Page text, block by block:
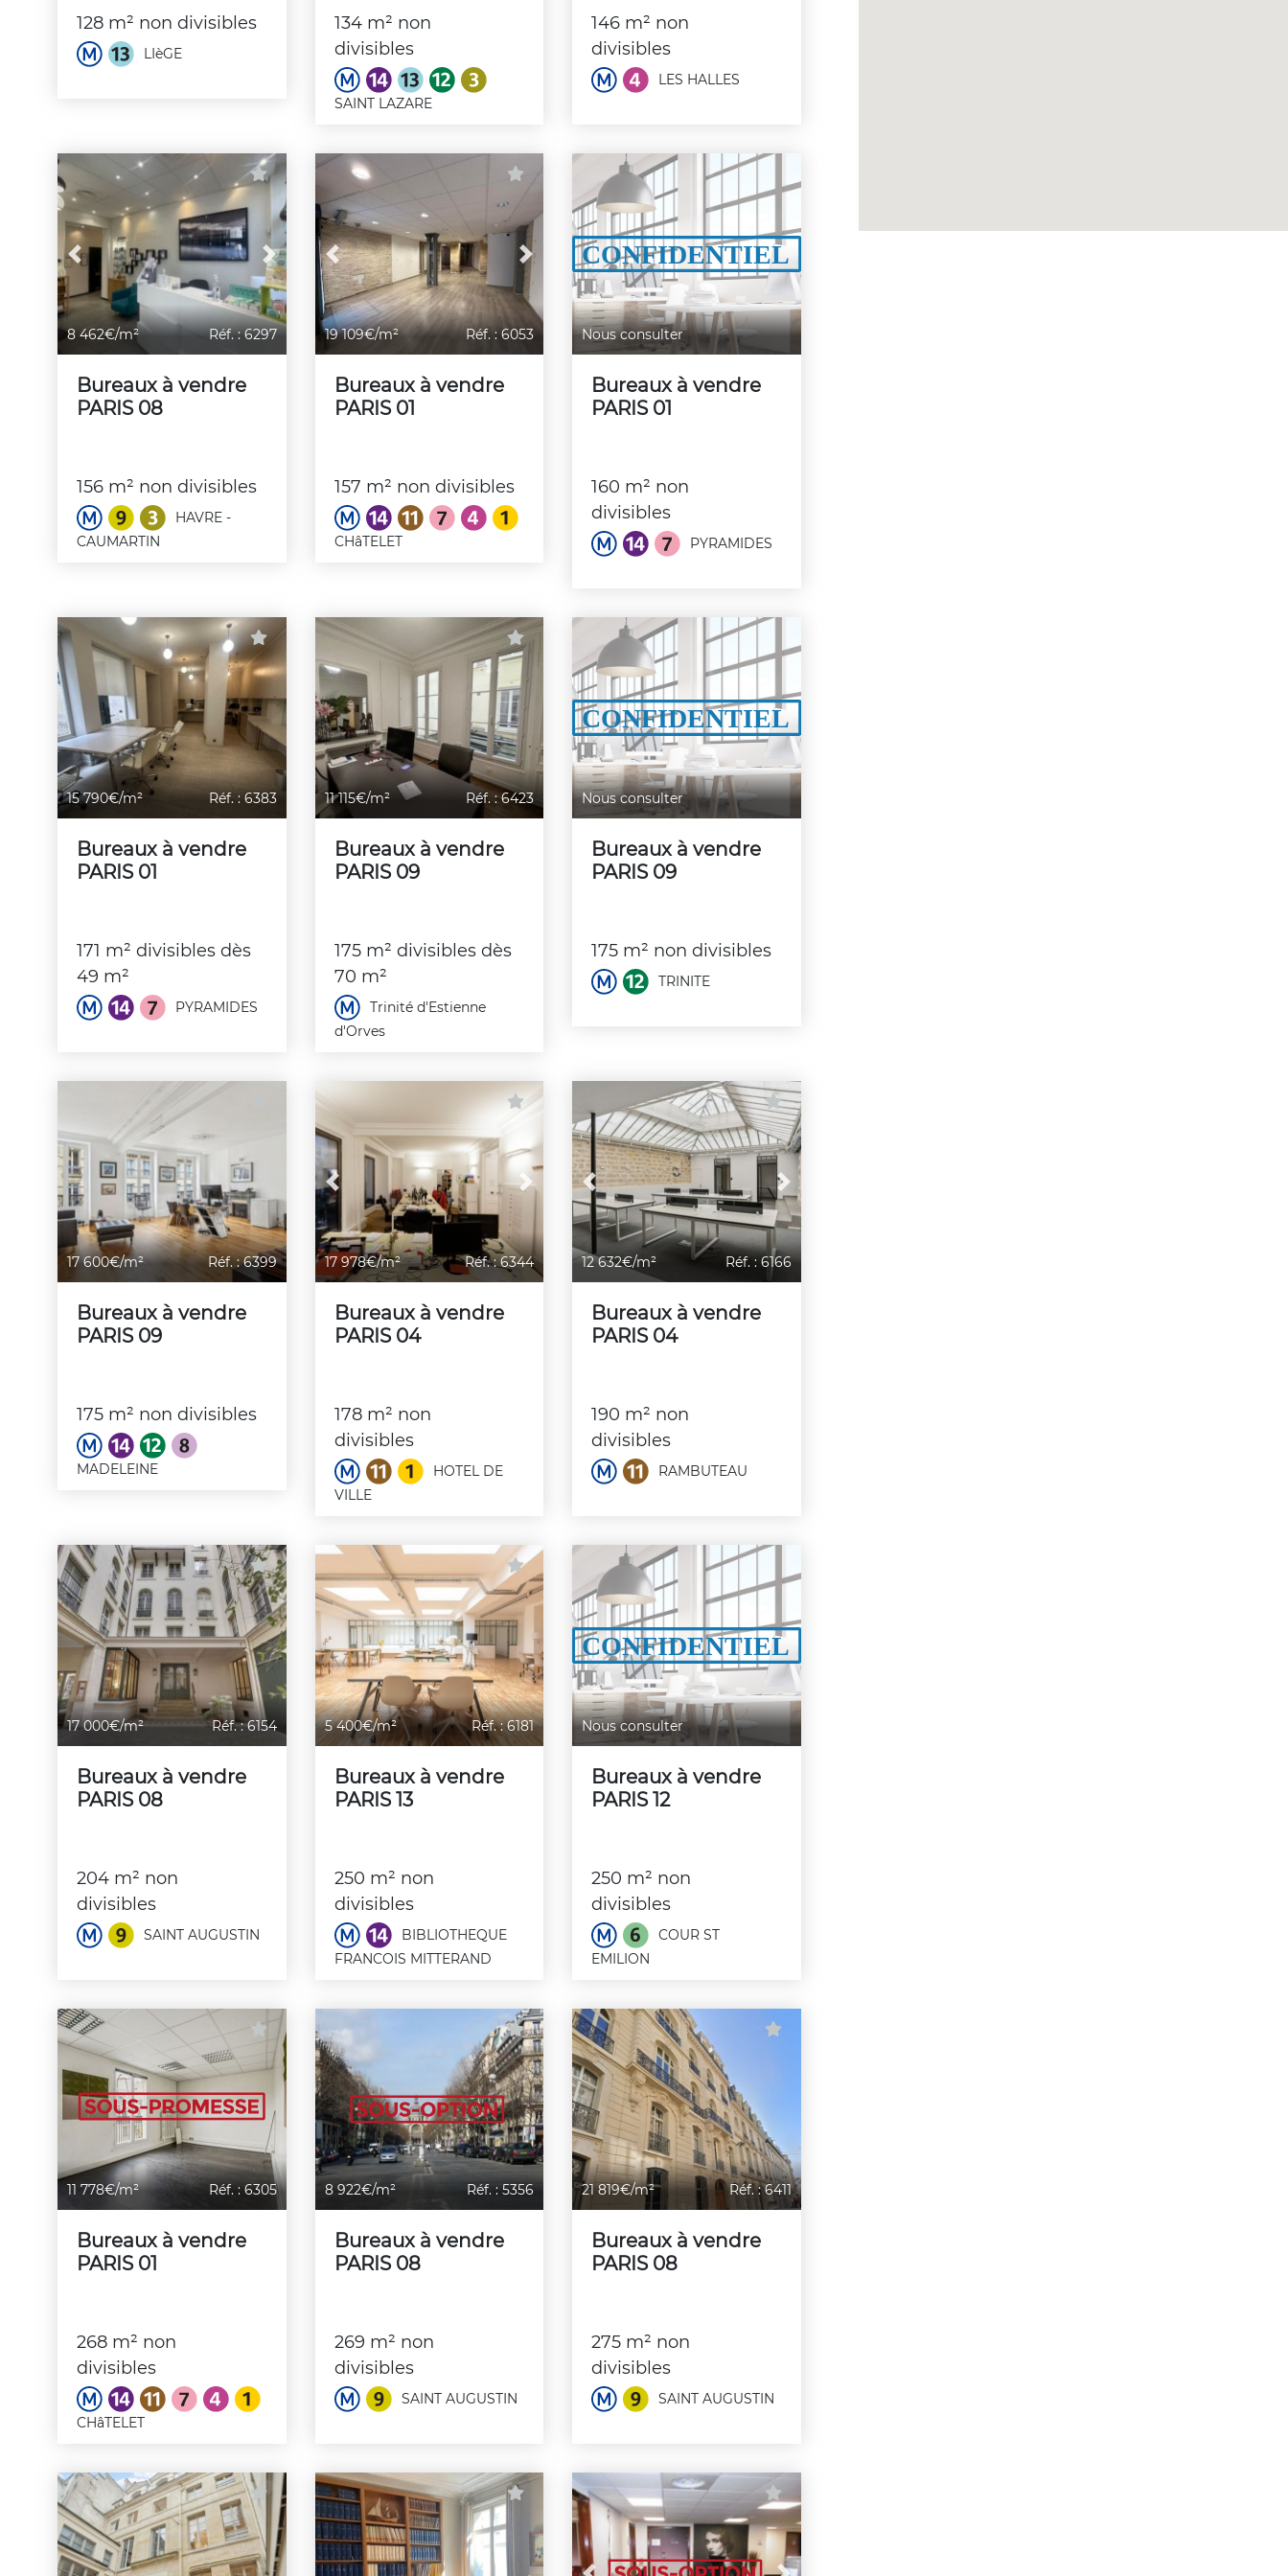
128 m² non divisibles
LIèGE
134 m² non
divisibles
SAINT LAZARE
146 m² non
divisibles
LES HALLES
Previous Next
8 462€/m² Réf. : 6297
Bureaux à vendre
PARIS 08
156 m² non divisibles
HAVRE -
CAUMARTIN
Previous Next
19 109€/m² Réf. : 6053
Bureaux à vendre
PARIS 01
157 m² non divisibles
CHâTELET
Nous consulter
Bureaux à vendre
PARIS 01
160 m² non
divisibles
PYRAMIDES
15 790€/m² Réf. : 6383
Bureaux à vendre
PARIS 01
171 m² divisibles dès
49 m²
PYRAMIDES
11 115€/m² Réf. : 6423
Bureaux à vendre
PARIS 09
175 m² divisibles dès
70 m²
Trinité d'Estienne
d'Orves
Nous consulter
Bureaux à vendre
PARIS 09
175 m² non divisibles
TRINITE
17 600€/m² Réf. : 6399
Bureaux à vendre
PARIS 09
175 m² non divisibles
MADELEINE
Previous Next
17 978€/m² Réf. : 6344
Bureaux à vendre
PARIS 04
178 m² non
divisibles
HOTEL DE
VILLE
Previous Next
12 632€/m² Réf. : 6166
Bureaux à vendre
PARIS 04
190 m² non
divisibles
RAMBUTEAU
17 000€/m² Réf. : 6154
Bureaux à vendre
PARIS 08
204 m² non
divisibles
SAINT AUGUSTIN
5 400€/m² Réf. : 6181
Bureaux à vendre
PARIS 13
250 m² non
divisibles
BIBLIOTHEQUE
FRANCOIS MITTERAND
Nous consulter
Bureaux à vendre
PARIS 12
250 m² non
divisibles
COUR ST
EMILION
11 778€/m² Réf. : 6305
Bureaux à vendre
PARIS 01
268 m² non
divisibles
CHâTELET
8 922€/m² Réf. : 5356
Bureaux à vendre
PARIS 08
269 m² non
divisibles
SAINT AUGUSTIN
21 819€/m² Réf. : 6411
Bureaux à vendre
PARIS 08
275 m² non
divisibles
SAINT AUGUSTIN